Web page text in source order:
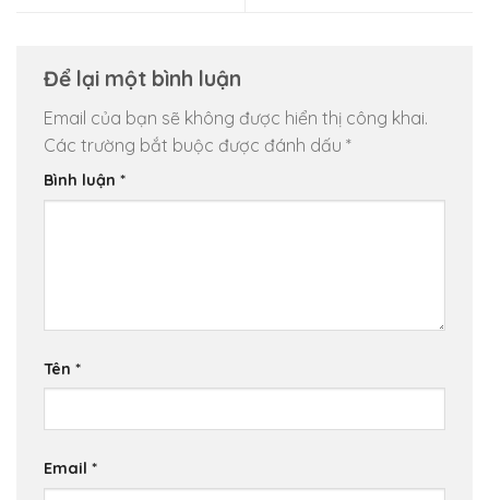
Để lại một bình luận
Email của bạn sẽ không được hiển thị công khai.
Các trường bắt buộc được đánh dấu *
Bình luận *
Tên *
Email *